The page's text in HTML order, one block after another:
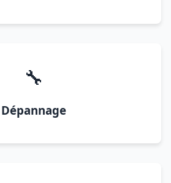
🔧
Dépannage